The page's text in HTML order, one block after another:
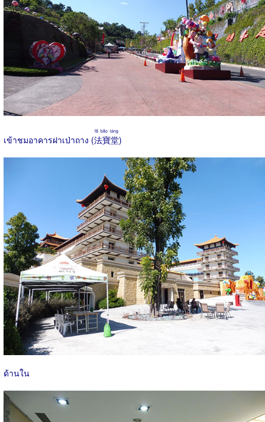
เข้าชมอาคารฝาเป่าถาง (法寶堂
fǎ bǎo táng
)
ด้านใน